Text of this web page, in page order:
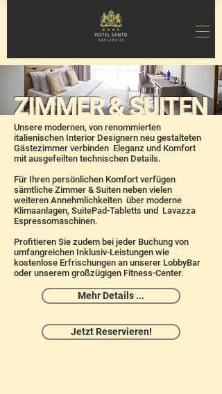
ZIMMER & SUITEN
Unsere modernen, von renommierten
italienischen Interior Designern neu gestalteten
Gästezimmer verbinden Eleganz und Komfort
mit ausgefeilten technischen Details.
Für Ihren persönlichen Komfort verfügen
sämtliche Zimmer & Suiten neben vielen
weiteren Annehmlichkeiten über moderne
Klimaanlagen, SuitePad-Tabletts und Lavazza
Espressomaschinen.
Profitieren Sie zudem bei jeder Buchung von
umfangreichen Inklusiv-Leistungen wie
kostenlose Erfrischungen an unserer LobbyBar
oder unserem großzügigen Fitness-Center.
Mehr Details ...
Jetzt Reservieren!